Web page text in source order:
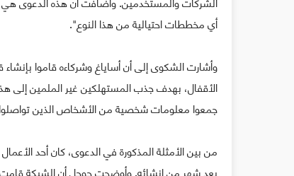
أي مخططات احتيالية من هذا النوع".
وأشارت الشكوى إلى أن أساياغ وشركاءه قاموا
الأقفال، بهدف جذب المستهلكين غير الملمين إلى
جمعوا معلومات شخصية من الأشخاص الذين